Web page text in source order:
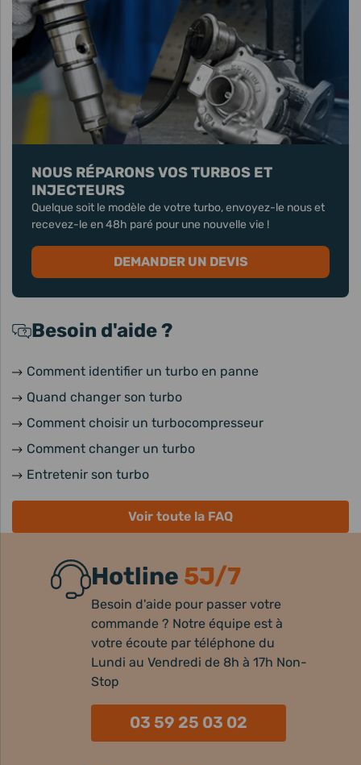
NOUS RÉPARONS VOS TURBOS ET
INJECTEURS
Quelque soit le modèle de votre turbo, envoyez-le nous et
recevez-le en 48h paré pour une nouvelle vie !
DEMANDER UN DEVIS
Besoin d'aide ?
Comment identifier un turbo en panne
Quand changer son turbo
Comment choisir un turbocompresseur
Comment changer un turbo
Entretenir son turbo
Voir toute la FAQ
Hotline 5J/7
Besoin d'aide pour passer votre
commande ? Notre équipe est à
votre écoute par téléphone du
Lundi au Vendredi de 8h à 17h Non-
Stop
03 59 25 03 02